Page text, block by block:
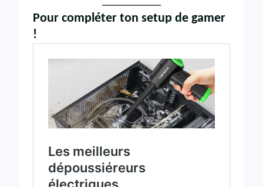
Pour compléter ton setup de gamer
!